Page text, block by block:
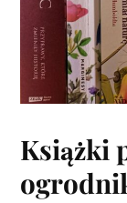
Książki